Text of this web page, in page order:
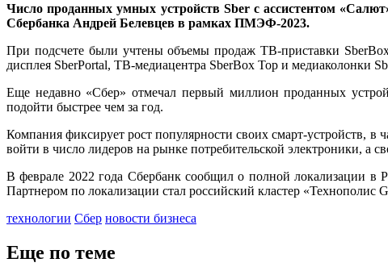
Число проданных умных устройств Sber с ассистентом
Сбербанка Андрей Белевцев в рамках ПМЭФ-2023.
При подсчете были учтены объемы продаж ТВ-приставки
дисплея SberPortal, ТВ-медиацентра SberBox Top и медиаколонки
Еще недавно «Сбер» отмечал первый миллион проданных
подойти быстрее чем за год.
Компания фиксирует рост популярности своих смарт-устройств,
войти в число лидеров на рынке потребительской электроники, а
В феврале 2022 года Сбербанк сообщил о полной локализации в
Партнером по локализации стал российский кластер
технологии Сбер новости бизнеса
Еще по теме